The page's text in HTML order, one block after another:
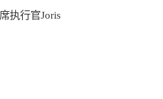
执行官Joris